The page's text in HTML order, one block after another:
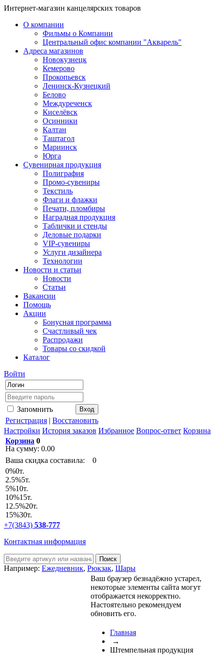
Интернет-магазин канцелярских товаров
О компании
Фильмы о Компании
Центральный офис компании "Акварель"
Адреса магазинов
Новокузнецк
Кемерово
Прокопьевск
Ленинск-Кузнецкий
Белово
Междуреченск
Киселёвск
Осинники
Калтан
Таштагол
Мариинск
Юрга
Сувенирная продукция
Полиграфия
Промо-сувениры
Текстиль
Флаги и флажки
Печати, пломбиры
Наградная продукция
Таблички и стенды
Деловые подарки
VIP-сувениры
Услуги дизайнера
Технологии
Новости и статьи
Новости
Статьи
Вакансии
Помощь
Акции
Бонусная программа
Счастливый чек
Распродажи
Товары со скидкой
Каталог
Войти
Запомнить
Регистрация | Восстановить
Настройки История заказов Избранное Вопрос-ответ Корзина
Корзина 0
На сумму: 0.00
Ваша скидка составила:
0
0%0т.
2.5%5т.
5%10т.
10%15т.
12.5%20т.
15%30т.
+7(3843) 538-777
Контактная информация
Например: Ежедневник, Рюкзак, Шары
Ваш браузер безнадёжно устарел,
некоторые элементы сайта могут
отображается некорректно.
Настоятельно рекомендуем
обновить его.
Главная
→
Штемпельная продукция